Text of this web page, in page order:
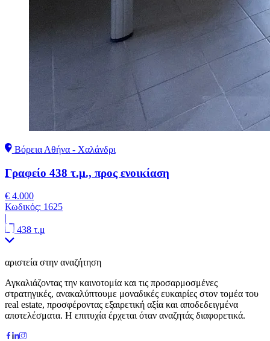
Βόρεια Αθήνα - Χαλάνδρι
Γραφείο 438 τ.μ., προς ενοικίαση
€ 4.000
Κωδικός: 1625
|
438 τ.μ
αριστεία στην αναζήτηση
Αγκαλιάζοντας την καινοτομία και τις προσαρμοσμένες
στρατηγικές, ανακαλύπτουμε μοναδικές ευκαιρίες στον τομέα του
real estate, προσφέροντας εξαιρετική αξία και αποδεδειγμένα
αποτελέσματα. Η επιτυχία έρχεται όταν αναζητάς διαφορετικά.